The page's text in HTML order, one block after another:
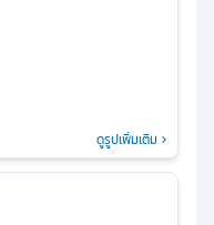
ดูรูปเพิ่มเติม